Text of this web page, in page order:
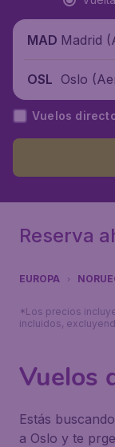
MAD Madrid
OSL Oslo
Noruega
Vuelos
Reserva
EUROPA
*Los precios
incluidos,
Vuelos
Estás
a Oslo y te